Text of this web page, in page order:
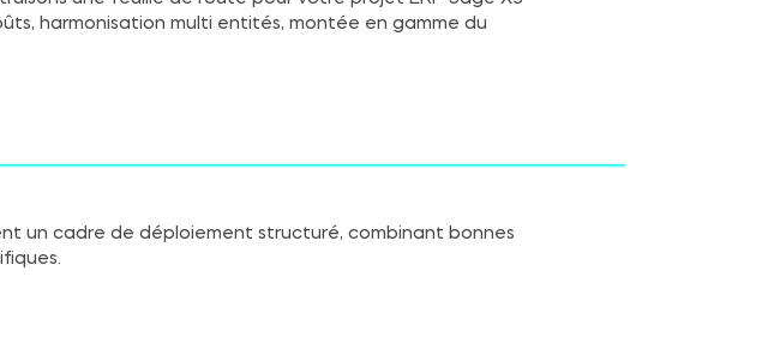
harmonisation multi entités, montée en gamme du
un cadre de déploiement structuré, combinant bonnes